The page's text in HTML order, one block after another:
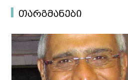
თარგმანები